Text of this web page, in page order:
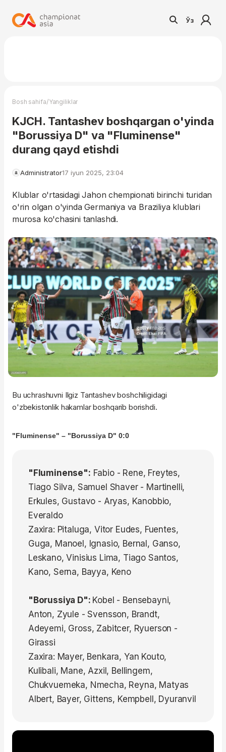
Ўз
Bosh sahifa/Yangiliklar
KJCH. Tantashev boshqargan o'yinda
"Borussiya D" va "Fluminense"
durang qayd etishdi
Administrator17 iyun 2025, 23:04
Klublar o'rtasidagi Jahon chempionati birinchi turidan
o'rin olgan o'yinda Germaniya va Braziliya klublari
murosa ko'chasini tanlashdi.
Bu uchrashuvni Ilgiz Tantashev boshchiligidagi
o'zbekistonlik hakamlar boshqarib borishdi.
"Fluminense" – "Borussiya D" 0:0
"Fluminense": Fabio - Rene, Freytes,
Tiago Silva, Samuel Shaver - Martinelli,
Erkules, Gustavo - Aryas, Kanobbio,
Everaldo
Zaxira: Pitaluga, Vitor Eudes, Fuentes,
Guga, Manoel, Ignasio, Bernal, Ganso,
Leskano, Vinisius Lima, Tiago Santos,
Kano, Serna, Bayya, Keno
"Borussiya D": Kobel - Bensebayni,
Anton, Zyule - Svensson, Brandt,
Adeyemi, Gross, Zabitcer, Ryuerson -
Girassi
Zaxira: Mayer, Benkara, Yan Kouto,
Kulibali, Mane, Azxil, Bellingem,
Chukvuemeka, Nmecha, Reyna, Matyas
Albert, Bayer, Gittens, Kempbell, Dyuranvil